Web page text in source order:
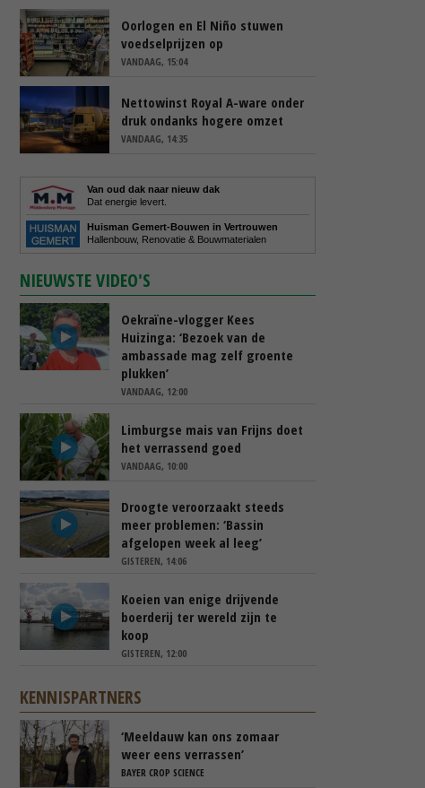
Oorlogen en El Niño stuwen
voedselprijzen op
VANDAAG, 15:04
Nettowinst Royal A-ware onder
druk ondanks hogere omzet
VANDAAG, 14:35
Van oud dak naar nieuw dak
Dat energie levert.
Huisman Gemert-Bouwen in Vertrouwen
Hallenbouw, Renovatie & Bouwmaterialen
NIEUWSTE VIDEO'S
Oekraïne-vlogger Kees
Huizinga: ‘Bezoek van de
ambassade mag zelf groente
plukken’
VANDAAG, 12:00
Limburgse mais van Frijns doet
het verrassend goed
VANDAAG, 10:00
Droogte veroorzaakt steeds
meer problemen: ‘Bassin
afgelopen week al leeg’
GISTEREN, 14:06
Koeien van enige drijvende
boerderij ter wereld zijn te
koop
GISTEREN, 12:00
KENNISPARTNERS
‘Meeldauw kan ons zomaar
weer eens verrassen’
BAYER CROP SCIENCE